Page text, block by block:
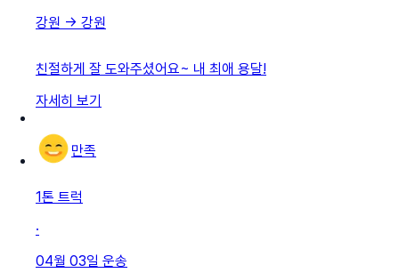
강원 → 강원
친절하게 잘 도와주셨어요~ 내 최애 용달!
자세히 보기
만족
1톤 트럭
·
04월 03일 운송